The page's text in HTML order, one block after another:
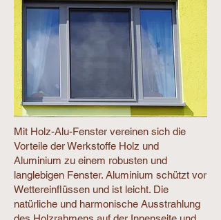
Mit Holz-Alu-Fenster vereinen sich die
Vorteile der Werkstoffe Holz und
Aluminium zu einem robusten und
langlebigen Fenster. Aluminium schützt vor
Wettereinflüssen und ist leicht. Die
natürliche und harmonische Ausstrahlung